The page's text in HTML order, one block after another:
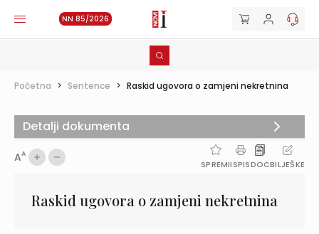
NN 85/2026
Početna > Sentence > Raskid ugovora o zamjeni nekretnina
AA
SPREMIISPISDOCBILJEŠKE
Raskid ugovora o zamjeni nekretnina
Detalji dokumenta